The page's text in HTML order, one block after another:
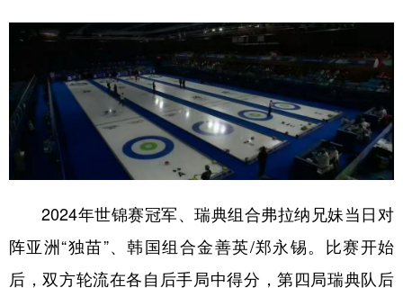
新疆 内蒙古 黑龙江
多语种频道
Español Français عربى
Русский язык 日本語 한국어
Deutsch Português
2024年世锦赛冠军、瑞典组合弗拉纳兄妹当日对
阵亚洲“独苗”、韩国组合金善英/郑永锡。比赛开始
后，双方轮流在各自后手局中得分，第四局瑞典队后